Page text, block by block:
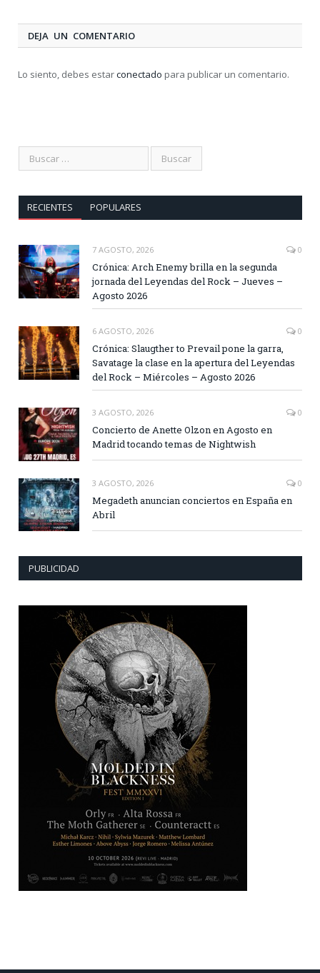
DEJA UN COMENTARIO
Lo siento, debes estarconectado para publicar un comentario.
RECIENTES POPULARES
7 AGOSTO, 2026 0
Crónica: Arch Enemy brilla en la segunda
jornada del Leyendas del Rock – Jueves –
Agosto 2026
6 AGOSTO, 2026 0
Crónica: Slaugther to Prevail pone la garra,
Savatage la clase en la apertura del Leyendas
del Rock – Miércoles – Agosto 2026
3 AGOSTO, 2026 0
Concierto de Anette Olzon en Agosto en
Madrid tocando temas de Nightwish
3 AGOSTO, 2026 0
Megadeth anuncian conciertos en España en
Abril
PUBLICIDAD